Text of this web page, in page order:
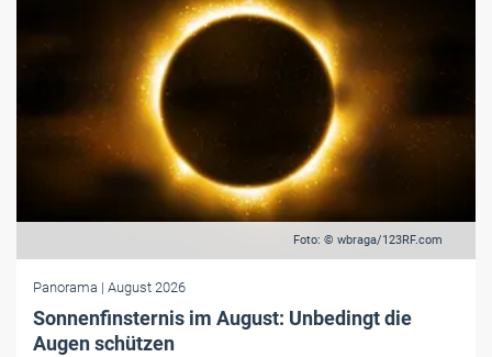
Foto: © wbraga/123RF.com
Panorama | August 2026
Sonnenfinsternis im August: Unbedingt die
Augen schützen